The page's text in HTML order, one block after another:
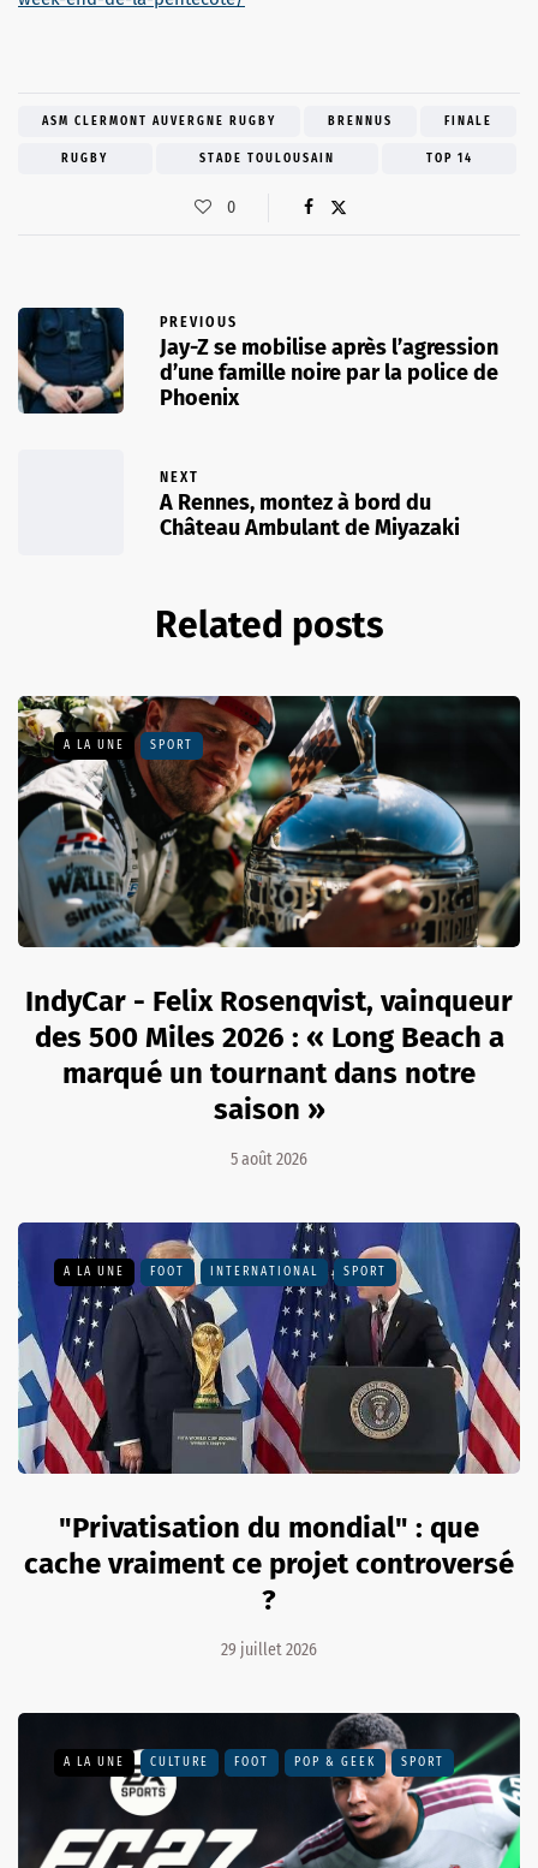
ASM CLERMONT AUVERGNE RUGBY BRENNUS FINALE
RUGBY STADE TOULOUSAIN TOP 14
0
PREVIOUS
Jay-Z se mobilise après l’agression
d’une famille noire par la police de
Phoenix
NEXT
A Rennes, montez à bord du
Château Ambulant de Miyazaki
Related posts
A LA UNE SPORT
IndyCar - Felix Rosenqvist, vainqueur
des 500 Miles 2026 : « Long Beach a
marqué un tournant dans notre
saison »
5 août 2026
A LA UNE FOOT INTERNATIONAL SPORT
"Privatisation du mondial" : que
cache vraiment ce projet controversé
?
29 juillet 2026
A LA UNE CULTURE FOOT POP & GEEK SPORT